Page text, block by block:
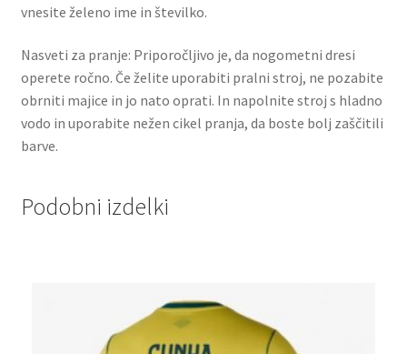
vnesite želeno ime in številko.
Nasveti za pranje: Priporočljivo je, da nogometni dresi
operete ročno. Če želite uporabiti pralni stroj, ne pozabite
obrniti majice in jo nato oprati. In napolnite stroj s hladno
vodo in uporabite nežen cikel pranja, da boste bolj zaščitili
barve.
Podobni izdelki